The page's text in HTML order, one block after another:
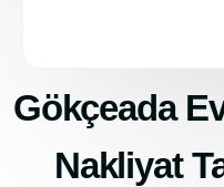
Gökçeada
Nakliyat